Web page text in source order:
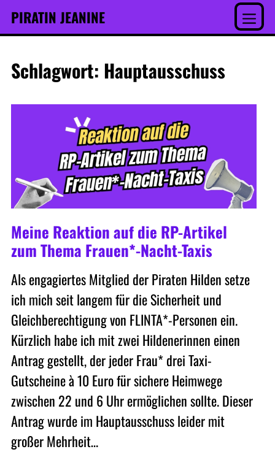
springen
Skip
to
PIRATIN JEANINE
Menu
Schlagwort: Hauptausschuss
Meine Reaktion auf die RP-Artikel
zum Thema Frauen*-Nacht-Taxis
Als engagiertes Mitglied der Piraten Hilden setze
ich mich seit langem für die Sicherheit und
Gleichberechtigung von FLINTA*-Personen ein.
Kürzlich habe ich mit zwei Hildenerinnen einen
Antrag gestellt, der jeder Frau* drei Taxi-
Gutscheine à 10 Euro für sichere Heimwege
zwischen 22 und 6 Uhr ermöglichen sollte. Dieser
Antrag wurde im Hauptausschuss leider mit
großer Mehrheit…